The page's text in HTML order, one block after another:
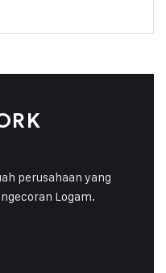
perusahaan yang
Logam.